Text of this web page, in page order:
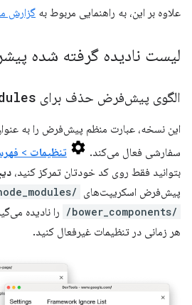
علاوه بر این، به راهنمایی مربوط به گزارش
لیست نادیده گرفته شده
الگوی پیش‌فرض حذف برای
این نسخه، عبارت منظم پیش‌فرض را به
سفارشی فعال می‌کند.
تنظیمات >
بتوانید فقط روی کد خودتان تمرکز کنید،
پیش‌فرض اسکریپت‌های /node_modules/
/bower_components/
را نادیده
هر زمانی در تنظیمات غیرفعال کنید.